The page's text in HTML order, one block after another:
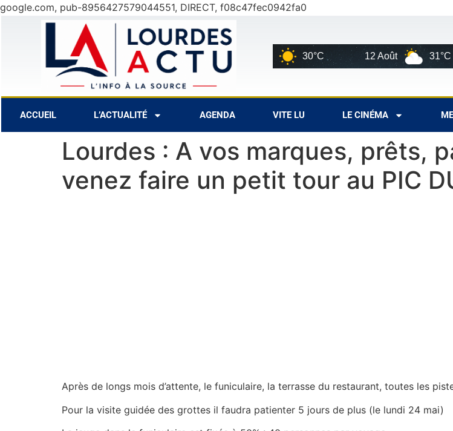
google.com, pub-8956427579044551, DIRECT, f08c47fec0942fa0
10 Août 28°C 30°C 12 Août 31°C
ACCUEIL L’ACTUALITÉ AGENDA VITE LU LE CINÉMA
Lourdes : A vos marques, prêts,
venez faire un petit tour au PIC
Après de longs mois d’attente, le funiculaire, la terrasse du restaurant, toutes les
Pour la visite guidée des grottes il faudra patienter 5 jours de plus (le lundi 24 mai)